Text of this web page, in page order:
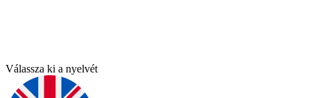
Válassza ki a nyelvét